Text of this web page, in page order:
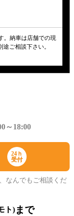
～18:00
24ｈ
受付
なんでもご相談くだ
ト)まで
。納車は店舗での現
ご相談下さい。